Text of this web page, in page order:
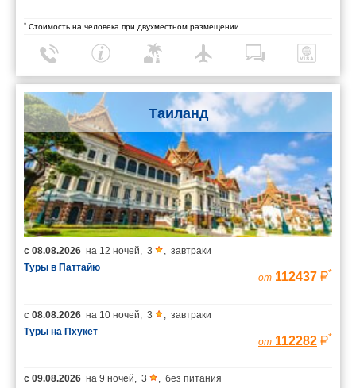
* Стоимость на человека при двухместном размещении
Таиланд
с 08.08.2026 на 12 ночей 3
завтраки
Туры в Паттайю
от 112437 *
с 08.08.2026 на 10 ночей 3
завтраки
Туры на Пхукет
от 112282 *
с 09.08.2026 на 9 ночей 3
без питания